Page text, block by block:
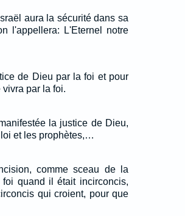
aura la sécurité dans sa
l'appellera: L'Eternel notre
de Dieu par la foi et pour
vivra par la foi.
la justice de Dieu,
et les prophètes,…
comme sceau de la
quand il était incirconcis,
qui croient, pour que